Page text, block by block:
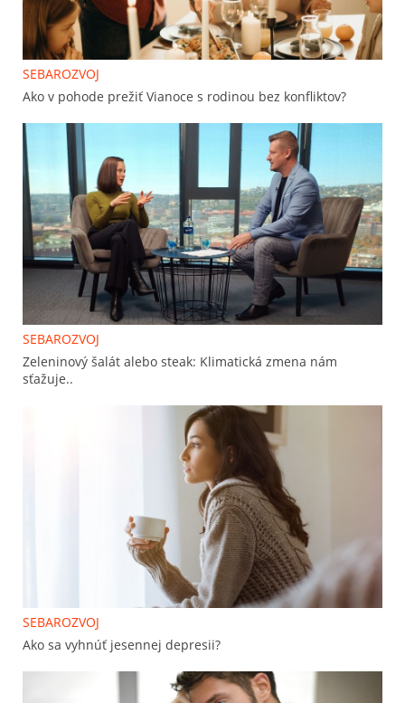
SEBAROZVOJ
Ako v pohode prežiť Vianoce s rodinou bez konfliktov?
SEBAROZVOJ
Zeleninový šalát alebo steak: Klimatická zmena nám
sťažuje..
SEBAROZVOJ
Ako sa vyhnúť jesennej depresii?